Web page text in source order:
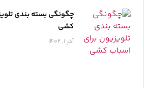
چگونگی بسته بندی
کشی
آذر 1, 1402